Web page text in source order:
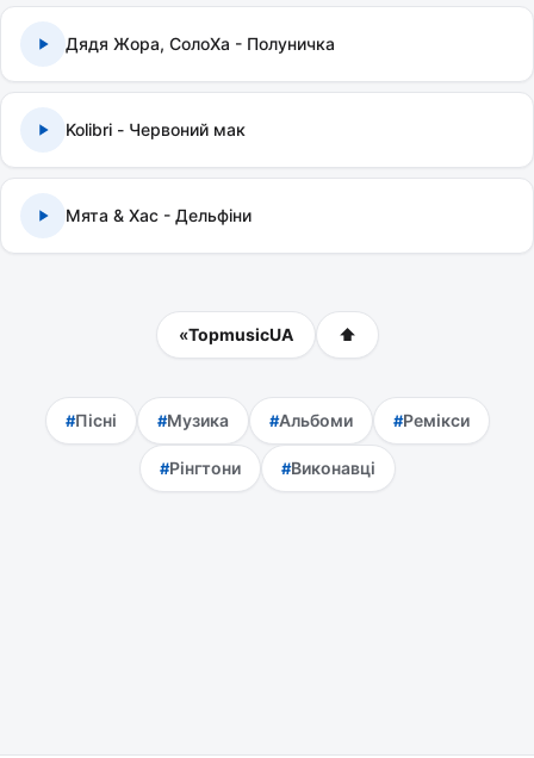
Дядя Жора, СолоХа - Полуничка
Kolibri - Червоний мак
Мята & Хас - Дельфіни
«TopmusicUA ⬆
Пісні Музика Альбоми Ремікси
Рінгтони Виконавці